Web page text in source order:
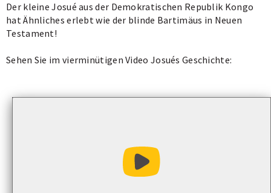
Video abspielen
Der kleine Josué aus der Demokratischen Republik Kongo
hat Ähnliches erlebt wie der blinde Bartimäus in Neuen
Testament!
Sehen Sie im vierminütigen Video Josués Geschichte: